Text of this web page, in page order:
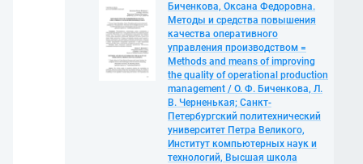
Биченкова, Оксана Федоровна.
Методы и средства повышения
качества оперативного
управления производством =
Methods and means of improving
the quality of operational production
management / О. Ф. Биченкова, Л.
В. Черненькая; Санкт-
Петербургский политехнический
университет Петра Великого,
Институт компьютерных наук и
технологий, Высшая школа